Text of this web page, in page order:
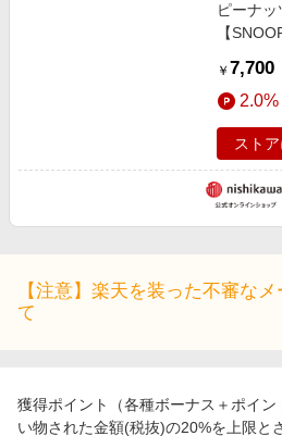
ピーナ
【
￥ 7,700
2.0%
スト
【注意】楽天を装った不審な
て
獲得ポイント（各種ボーナス＋ポイ
い物された金額(税抜)の20%を上限と